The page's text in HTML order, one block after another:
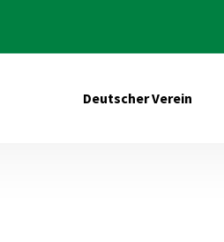
Deutscher Verein